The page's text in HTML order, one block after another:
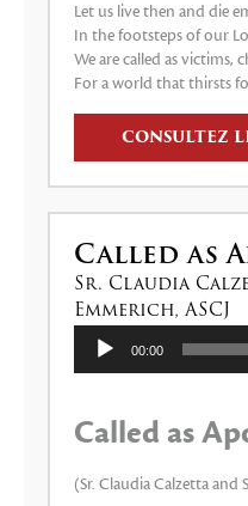
Let us live then and die
In the footsteps of our
We are called as victims,
For a world that thirsts
CONSULTEZ
Called as
Sr. Claudia
Emmerich, ASCJ
Lecteur
audio
00:00
Called as
(Sr. Claudia Calzetta and